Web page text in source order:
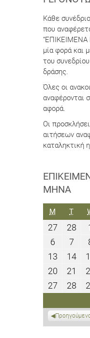
Κάθε
που
“ΕΠΙΚΕΙΜΕΝΑ
μία φορά και
του
δράσης.
Όλες οι
αναφέρονται
αφορά.
Οι
αιτήσεων
καταληκτική
ΜΉΝΑ
M ΔΕΥΤΈΡΑ
T
27
2023
28
6
Μαρτίου
2023
7
13
Μαρτίου
2023
1414
20
Μαρτίου
2023
21
27 28